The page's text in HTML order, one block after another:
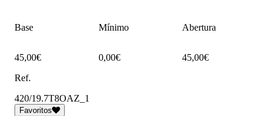
Base Mínimo Abertura
45,00€ 0,00€
45,00€
Ref.
420/19.7T8OAZ_1
Favoritos